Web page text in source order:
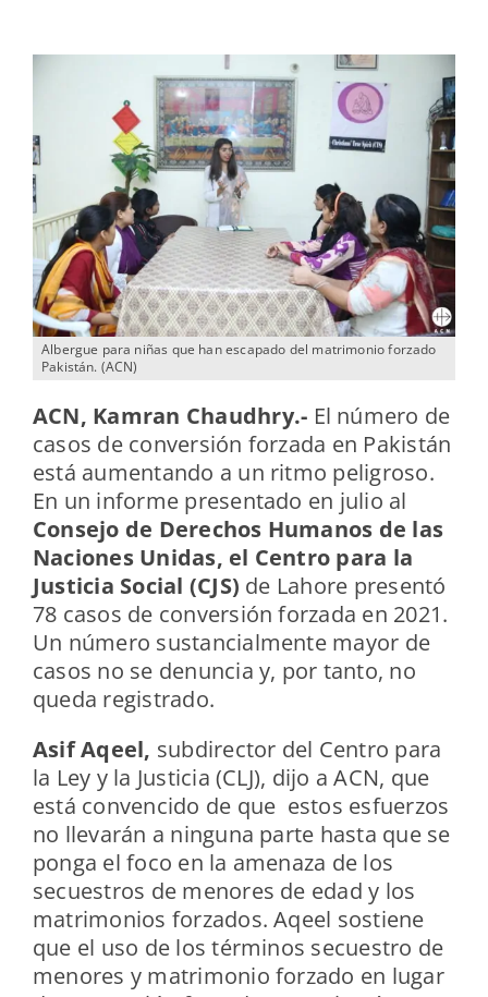
Albergue para niñas que han escapado del matrimonio forzado
Pakistán. (ACN)
ACN, Kamran Chaudhry.- El número de
casos de conversión forzada en Pakistán
está aumentando a un ritmo peligroso.
En un informe presentado en julio al
Consejo de Derechos Humanos de las
Naciones Unidas, el Centro para la
Justicia Social (CJS) de Lahore presentó
78 casos de conversión forzada en 2021.
Un número sustancialmente mayor de
casos no se denuncia y, por tanto, no
queda registrado.
Asif Aqeel, subdirector del Centro para
la Ley y la Justicia (CLJ), dijo a ACN, que
está convencido de que estos esfuerzos
no llevarán a ninguna parte hasta que se
ponga el foco en la amenaza de los
secuestros de menores de edad y los
matrimonios forzados. Aqeel sostiene
que el uso de los términos secuestro de
menores y matrimonio forzado en lugar